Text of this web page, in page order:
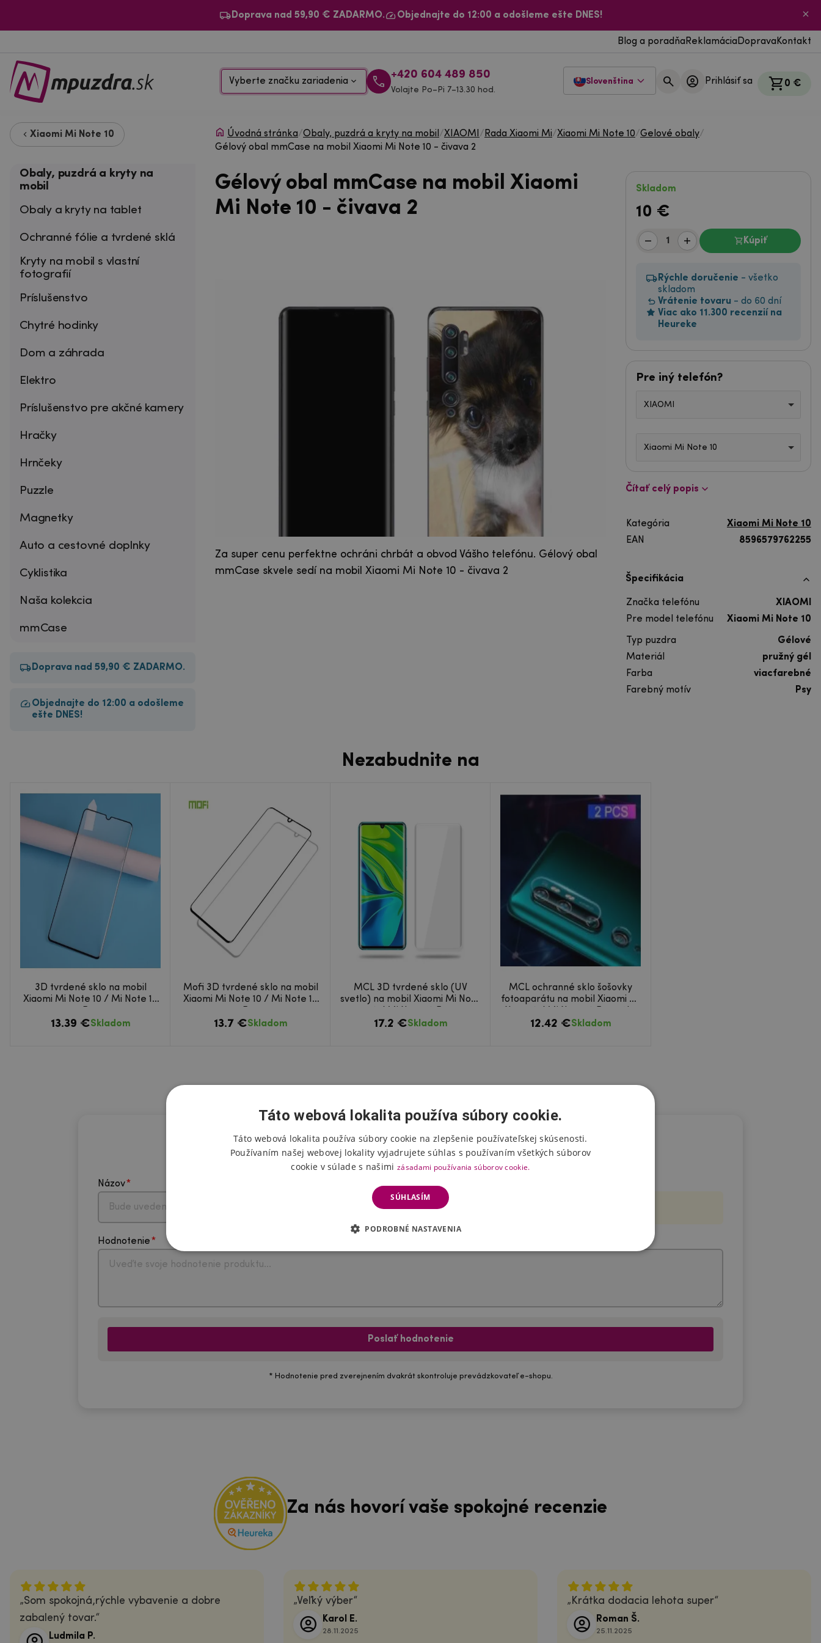
Doprava nad 59,90 € ZADARMO. Objednajte do 12:00 a odošleme ešte DNES!
Blog a poradňa Reklamácia Doprava Kontakt
Vyberte značku zariadenia
+420 604 489 850
Volajte Po–Pi 7–13.30 hod.
Slovenština Prihlásiť sa 0 €
Xiaomi Mi Note 10
Obaly, puzdrá a kryty na
mobil
Obaly a kryty na tablet
Ochranné fólie a tvrdené sklá
Kryty na mobil s vlastní
fotografií
Príslušenstvo
Chytré hodinky
Dom a záhrada
Elektro
Príslušenstvo pre akčné kamery
Hračky
Hrnčeky
Puzzle
Magnetky
Auto a cestovné doplnky
Cyklistika
Naša kolekcia
mmCase
Doprava nad 59,90 € ZADARMO.
Objednajte do 12:00 a odošleme
ešte DNES!
Úvodná stránka/Obaly, puzdrá a kryty na mobil /XIAOMI / Rada Xiaomi Mi/Xiaomi Mi Note 10/Gelové obaly/
Gélový obal mmCase na mobil Xiaomi Mi Note 10 - čivava 2
Gélový obal mmCase na mobil Xiaomi
Mi Note 10 - čivava 2
Za super cenu perfektne ochráni chrbát a obvod Vášho telefónu. Gélový obal
mmCase skvele sedí na mobil Xiaomi Mi Note 10 - čivava 2
Skladom
10 €
Kúpiť
Rýchle doručenie - všetko
skladom
Vrátenie tovaru - do 60 dní
Viac ako 11.300 recenzií na
Heureke
Pre iný telefón?
XIAOMI
Xiaomi Mi Note 10
Čítať celý popis
Kategória
Xiaomi Mi Note 10
EAN
8596579762255
Špecifikácia
Značka telefónu
XIAOMI
Pre model telefónu
Xiaomi Mi Note 10
Typ puzdra
Gélové
Materiál
pružný gél
Farba
viacfarebné
Farebný motív
Psy
Nezabudnite na
3D tvrdené sklo na mobil
Xiaomi Mi Note 10 / Mi Note 10
13.39 €Skladom
Mofi 3D tvrdené sklo na mobil
Xiaomi Mi Note 10 / Mi Note 10
13.7 €Skladom
MCL 3D tvrdené sklo (UV
svetlo) na mobil Xiaomi Mi Note
17.2 €Skladom
MCL ochranné sklo šošovky
fotoaparátu na mobil Xiaomi Mi
12.42 €Skladom
Hodnotenie produktu
Názov Vyberte počet hviezdičiek
Hodnotenie
Poslať hodnotenie
* Hodnotenie pred zverejnením dvakrát skontroluje prevádzkovateľ e-shopu.
Za nás hovorí vaše spokojné recenzie
Som spokojná,rýchle vybavenie a dobre
zabalený tovar.
Ludmila P.
Veľký výber
Karol E.
28.11.2025
Krátka dodacia lehota super
Roman Š.
25.11.2025
Táto webová lokalita používa súbory cookie.
Táto webová lokalita používa súbory cookie na zlepšenie používateľskej skúsenosti.
Používaním našej webovej lokality vyjadrujete súhlas s používaním všetkých súborov
cookie v súlade s našimi zásadami používania súborov cookie.
SÚHLASÍM
PODROBNÉ NASTAVENIA